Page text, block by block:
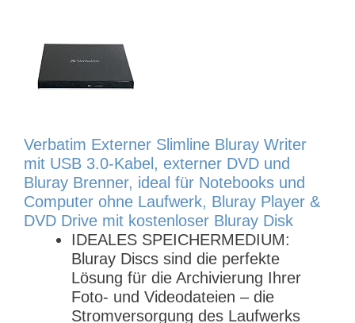
Verbatim Externer Slimline Bluray Writer
mit USB 3.0-Kabel, externer DVD und
Bluray Brenner, ideal für Notebooks und
Computer ohne Laufwerk, Bluray Player &
DVD Drive mit kostenloser Bluray Disk
IDEALES SPEICHERMEDIUM:
Bluray Discs sind die perfekte
Lösung für die Archivierung Ihrer
Foto- und Videodateien – die
Stromversorgung des Laufwerks